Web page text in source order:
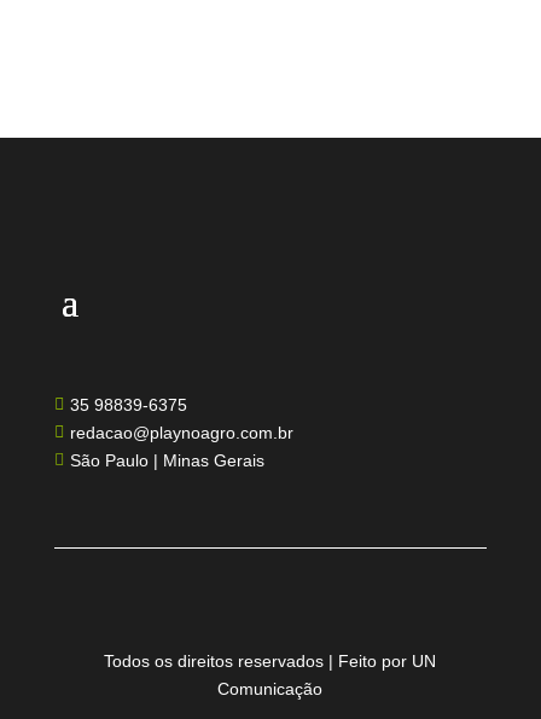
 35 98839-6375
 redacao@playnoagro.com.br
 São Paulo | Minas Gerais
Todos os direitos reservados | Feito por UN
Comunicação